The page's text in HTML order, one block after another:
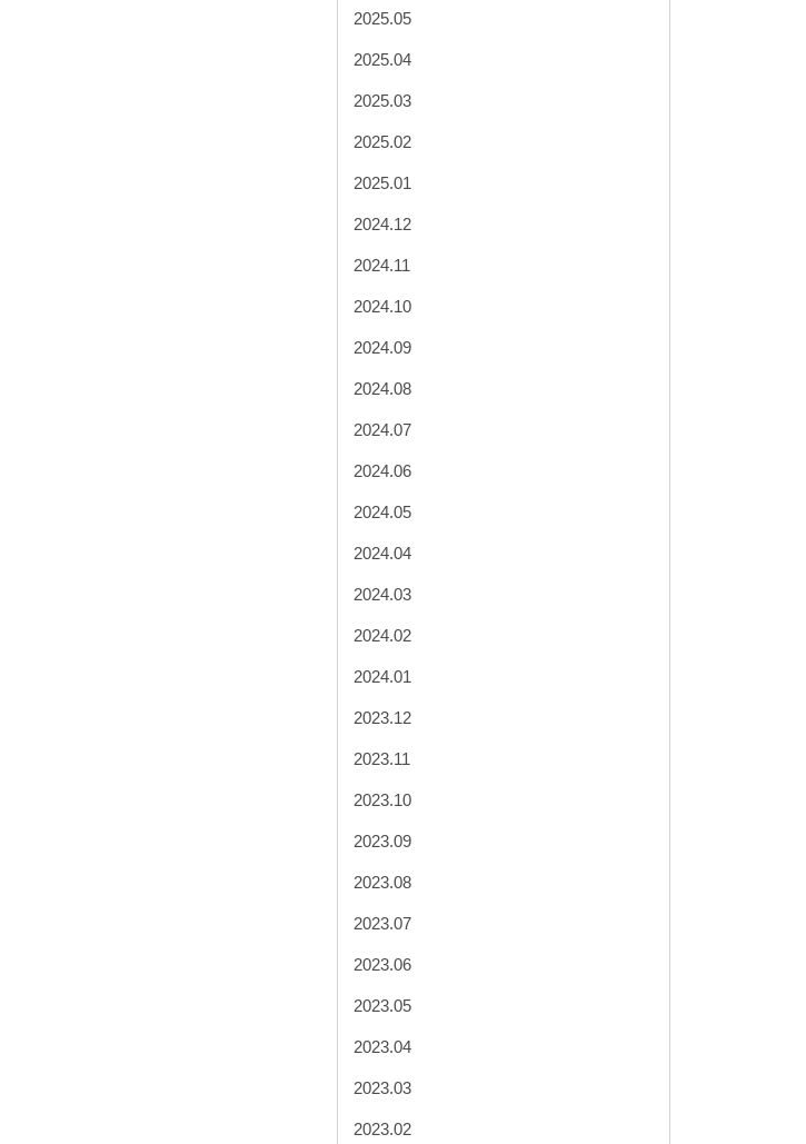
2025.05
2025.04
2025.03
2025.02
2025.01
2024.12
2024.11
2024.10
2024.09
2024.08
2024.07
2024.06
2024.05
2024.04
2024.03
2024.02
2024.01
2023.12
2023.11
2023.10
2023.09
2023.08
2023.07
2023.06
2023.05
2023.04
2023.03
2023.02